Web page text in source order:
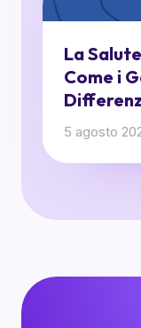
La
Come i
5 agosto